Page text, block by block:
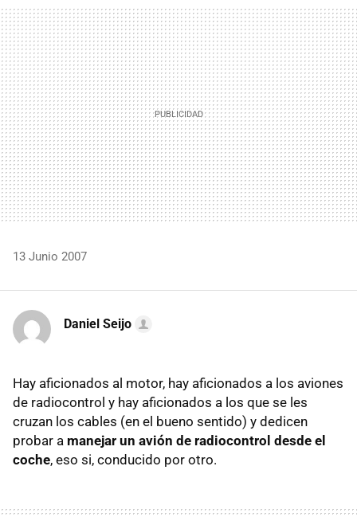
MAIL
13 Junio 2007
Daniel Seijo
Hay aficionados al motor, hay aficionados a los aviones
de radiocontrol y hay aficionados a los que se les
cruzan los cables (en el bueno sentido) y dedicen
probar a manejar un avión de radiocontrol desde el
coche, eso si, conducido por otro.